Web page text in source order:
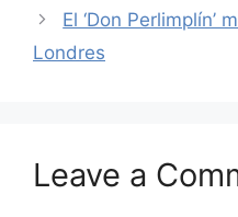
El ‘Don Perlimplín’
Londres
Leave a